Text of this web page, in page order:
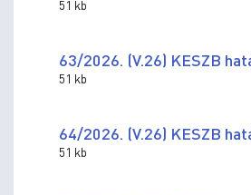
51 kb
63/2026. (V.26) KESZB
51 kb
64/2026. (V.26) KESZB
51 kb